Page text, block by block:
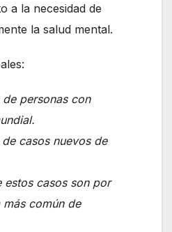
a la necesidad de
la salud mental.
personas con
casos nuevos de
casos son por
más común de